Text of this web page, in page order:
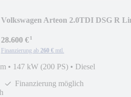
Volkswagen Arteon 2.0TDI DSG R
28.600 €¹
Finanzierung ab 260 € mtl.
• 147 kW (200 PS) • Diesel
Finanzierung möglich